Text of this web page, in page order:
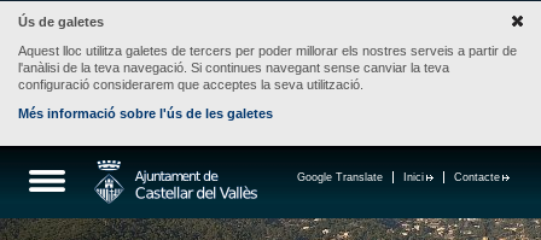
Ús de galetes
Aquest lloc utilitza galetes de tercers per poder millorar els nostres serveis a partir de
l'anàlisi de la teva navegació. Si continues navegant sense canviar la teva
configuració considerarem que acceptes la seva utilització.
Més informació sobre l'ús de les galetes
Contacte
Inici
Google Translate